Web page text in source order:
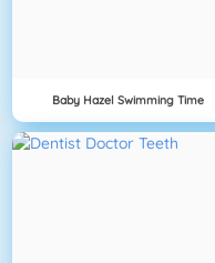
Baby Hazel Swimming Time